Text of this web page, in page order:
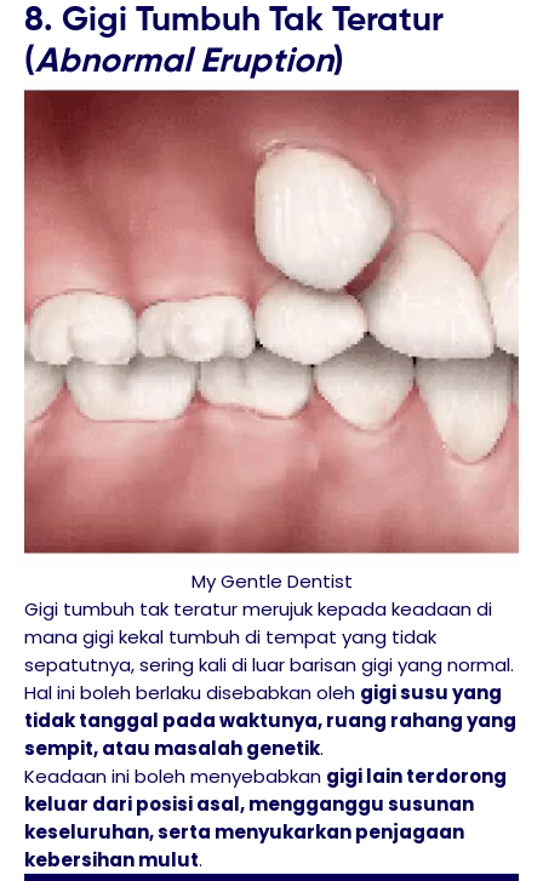
8. Gigi Tumbuh Tak Teratur
(Abnormal Eruption)
My Gentle Dentist
Gigi tumbuh tak teratur merujuk kepada keadaan di
mana gigi kekal tumbuh di tempat yang tidak
sepatutnya, sering kali di luar barisan gigi yang normal.
Hal ini boleh berlaku disebabkan oleh gigi susu yang
tidak tanggal pada waktunya, ruang rahang yang
sempit, atau masalah genetik.
Keadaan ini boleh menyebabkan gigi lain terdorong
keluar dari posisi asal, mengganggu susunan
keseluruhan, serta menyukarkan penjagaan
kebersihan mulut.